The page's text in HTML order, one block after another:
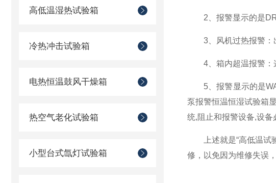
高低温湿热试验箱
冷热冲击试验箱
电热恒温鼓风干燥箱
热空气老化试验箱
小型台式氙灯试验箱
2、报警显示的是DRY
3、风机过热报警：出
4、箱内超温报警：这
5、报警显示的是
泵报警恒温恒湿试验箱
统,阻止和报警设备,设备
上述就是“高低温试验
修，以免因为维修失误